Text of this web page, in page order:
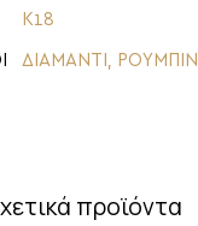
Κ18
ΔΙΑΜΑΝΤΙ , ΡΟΥΜΠΙΝΙ
προϊόντα